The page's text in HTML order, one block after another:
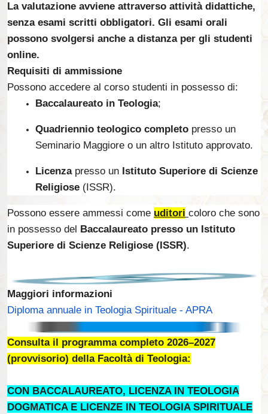
La valutazione avviene attraverso attività didattiche,
senza esami scritti obbligatori. Gli esami orali
possono svolgersi anche a distanza per gli studenti
online.
Requisiti di ammissione
Possono accedere al corso studenti in possesso di:
Baccalaureato in Teologia;
Quadriennio teologico completo presso un
Seminario Maggiore o un altro Istituto approvato.
Licenzapresso un Istituto Superiore di Scienze
Religiose (ISSR).
Possono essere ammessi come uditori coloro che sono
in possesso del
Baccalaureato presso un Istituto
Superiore di Scienze Religiose (ISSR).
Maggiori informazioni
Diploma annuale in Teologia Spirituale - APRA
Consulta il programma completo 2026–2027
(provvisorio) della Facoltà di Teologia:
CON BACCALAUREATO, LICENZA IN TEOLOGIA
DOGMATICA E LICENZE IN TEOLOGIA SPIRITUALE